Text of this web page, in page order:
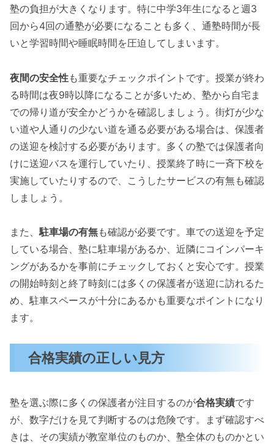
塾の負担が大きくなります。特に中学3年生になると週3
回から4回の通塾が必要になることも多く、通塾時間が長
いと学習時間や睡眠時間を圧迫してしまいます。
夜間の安全性も重要なチェックポイントです。授業が終わ
る時間は夜9時以降になることが多いため、塾から自宅ま
での帰り道が安全かどうかを確認しましょう。街灯が少な
い道や人通りの少ない道を通る必要がある場合は、保護者
の送迎を検討する必要があります。多くの塾では保護者向
けに送迎バスを運行していたり、授業終了時に一斉下校を
実施していたりするので、こうしたサービスの有無も確認
しましょう。
また、駐車場の有無も確認が必要です。車での送迎を予定
している場合、塾に駐車場があるか、近隣にコインパーキ
ングがあるかを事前にチェックしておくと安心です。授業
の開始時刻と終了時刻には多くの保護者が送迎に訪れるた
め、駐車スペースが十分にあるかも重要なポイントになり
ます。
合格実績の正しい見方
塾を選ぶ際に多くの保護者が注目するのが合格実績です
が、数字だけを見て判断するのは危険です。まず確認すべ
きは、その実績が教室単位のものか、塾全体のものかとい